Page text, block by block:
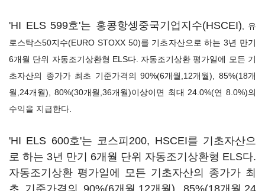
'HI ELS 599호'는 홍콩항셍중국기업지수(HSCEI) , 유
로스탁스50지수(EURO STOXX 50)를 기초자산으로 하는 3년 만기
6개월 단위 자동조기상환형 ELS다. 자동조기상환 평가일에 모든 기
초자산의 종가가 최초 기준가격의 90%(6개월,12개월), 85%(18개
월,24개월), 80%(30개월,36개월)이상이면 최대 24.0%(연 8.0%)의
수익을 지급한다.
'HI ELS 600호'는 코스피200, HSCEI를 기초자산으
로 하는 3년 만기 6개월 단위 자동조기상환형 ELS다.
자동조기상환 평가일에 모든 기초자산의 종가가 최
초 기준가격의 90%(6개월,12개월), 85%(18개월,24